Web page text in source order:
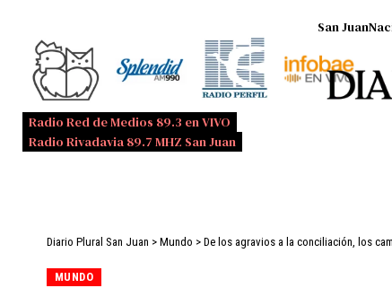
Radio Red de Medios 89.3 en VIVO
Radio Rivadavia 89.7 MHZ San Juan
San Juan
Diario Plural San Juan > Mundo > De los agravios a la conciliación, los
MUNDO